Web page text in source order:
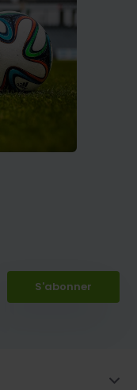
S'abonner